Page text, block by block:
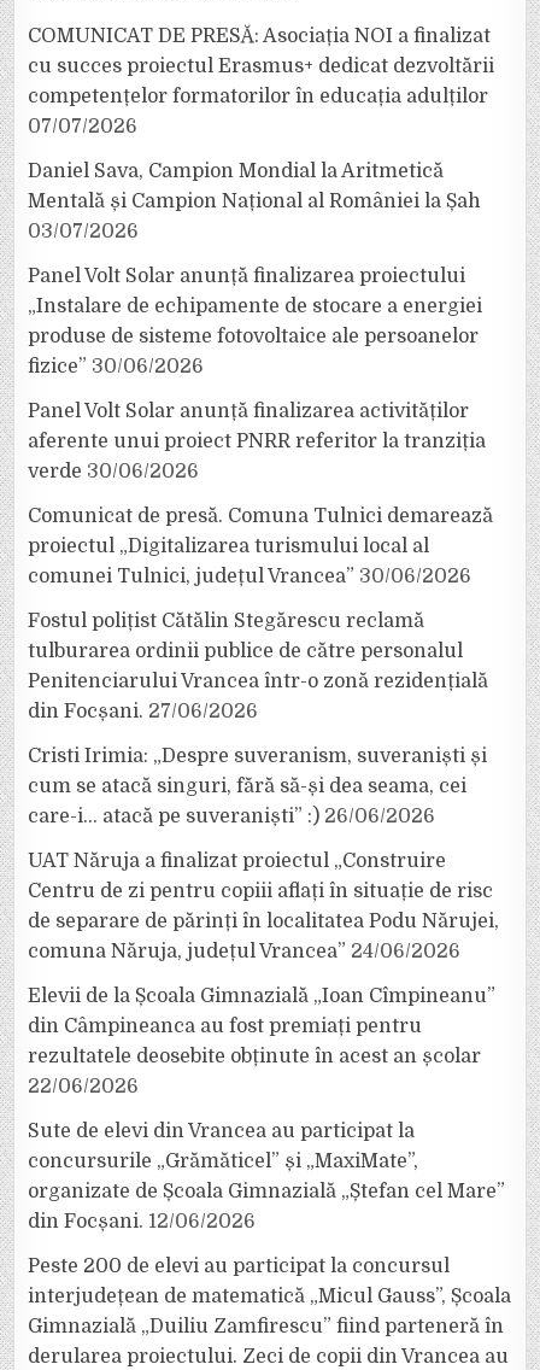
COMUNICAT DE PRESĂ: Asociația NOI a finalizat
cu succes proiectul Erasmus+ dedicat dezvoltării
competențelor formatorilor în educația adulților
07/07/2026
Daniel Sava, Campion Mondial la Aritmetică
Mentală și Campion Național al României la Șah
03/07/2026
Panel Volt Solar anunță finalizarea proiectului
„Instalare de echipamente de stocare a energiei
produse de sisteme fotovoltaice ale persoanelor
fizice” 30/06/2026
Panel Volt Solar anunță finalizarea activităților
aferente unui proiect PNRR referitor la tranziția
verde 30/06/2026
Comunicat de presă. Comuna Tulnici demarează
proiectul „Digitalizarea turismului local al
comunei Tulnici, județul Vrancea” 30/06/2026
Fostul polițist Cătălin Stegărescu reclamă
tulburarea ordinii publice de către personalul
Penitenciarului Vrancea într-o zonă rezidențială
din Focșani. 27/06/2026
Cristi Irimia: „Despre suveranism, suveraniști și
cum se atacă singuri, fără să-și dea seama, cei
care-i… atacă pe suveraniști” :) 26/06/2026
UAT Năruja a finalizat proiectul „Construire
Centru de zi pentru copiii aflați în situație de risc
de separare de părinți în localitatea Podu Nărujei,
comuna Năruja, județul Vrancea” 24/06/2026
Elevii de la Școala Gimnazială „Ioan Cîmpineanu”
din Câmpineanca au fost premiați pentru
rezultatele deosebite obținute în acest an școlar
22/06/2026
Sute de elevi din Vrancea au participat la
concursurile „Grămăticel” și „MaxiMate”,
organizate de Școala Gimnazială „Ștefan cel Mare”
din Focșani. 12/06/2026
Peste 200 de elevi au participat la concursul
interjudețean de matematică „Micul Gauss”, Școala
Gimnazială „Duiliu Zamfirescu” fiind parteneră în
derularea proiectului. Zeci de copii din Vrancea au